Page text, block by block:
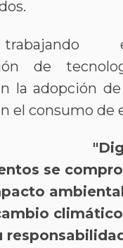
de
la adopción
el consumo de
se